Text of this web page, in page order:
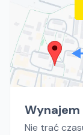
Nie trać